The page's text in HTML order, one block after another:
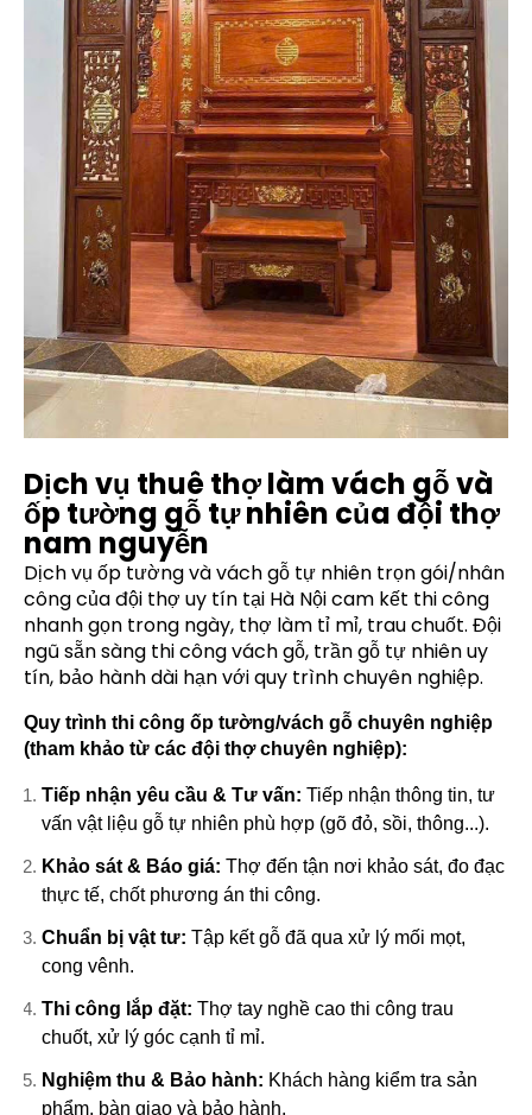
Dịch vụ thuê thợ làm vách gỗ và
ốp tường gỗ tự nhiên của đội thợ
nam nguyễn
Dịch vụ ốp tường và vách gỗ tự nhiên trọn gói/nhân
công của đội thợ uy tín tại Hà Nội cam kết thi công
nhanh gọn trong ngày, thợ làm tỉ mỉ, trau chuốt. Đội
ngũ sẵn sàng thi công vách gỗ, trần gỗ tự nhiên uy
tín, bảo hành dài hạn với quy trình chuyên nghiệp.
Quy trình thi công ốp tường/vách gỗ chuyên nghiệp
(tham khảo từ các đội thợ chuyên nghiệp):
Tiếp nhận yêu cầu & Tư vấn: Tiếp nhận thông tin, tư
vấn vật liệu gỗ tự nhiên phù hợp (gõ đỏ, sồi, thông...).
Khảo sát & Báo giá: Thợ đến tận nơi khảo sát, đo đạc
thực tế, chốt phương án thi công.
Chuẩn bị vật tư: Tập kết gỗ đã qua xử lý mối mọt,
cong vênh.
Thi công lắp đặt: Thợ tay nghề cao thi công trau
chuốt, xử lý góc cạnh tỉ mỉ.
Nghiệm thu & Bảo hành: Khách hàng kiểm tra sản
phẩm, bàn giao và bảo hành.